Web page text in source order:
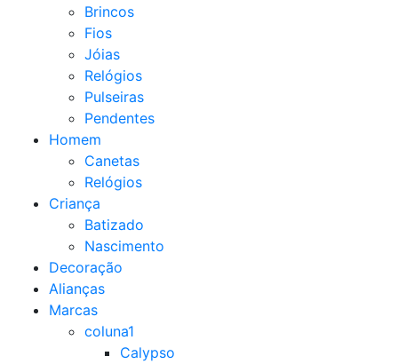
Brincos
Fios
Jóias
Relógios
Pulseiras
Pendentes
Homem
Canetas
Relógios
Criança
Batizado
Nascimento
Decoração
Alianças
Marcas
coluna1
Calypso